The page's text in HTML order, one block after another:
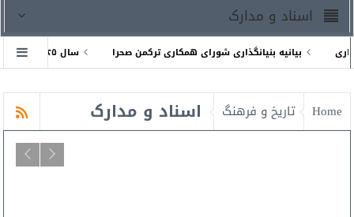
اسناد و مدارک
بیانیه بنیانگذاری شورای همكارى تركمن صحرا
سال ۲۰۲۵ میلادی پیشاپیش مبارک
Home تاریخ و فرهنگ اسناد و مدارک